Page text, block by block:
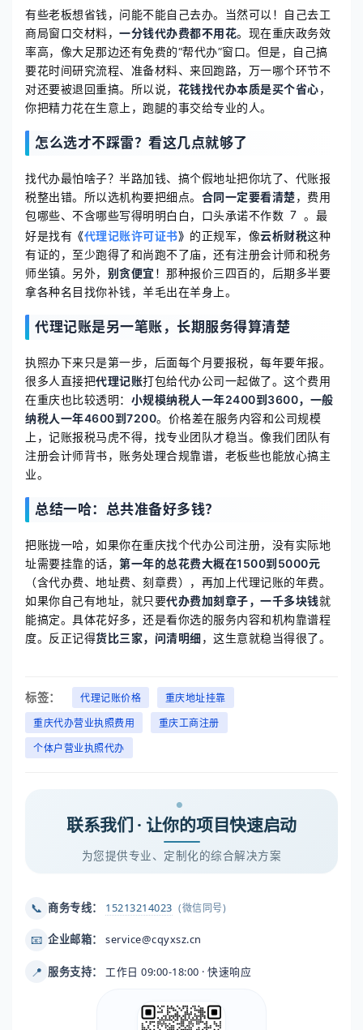
有些老板想省钱，问能不能自己去办。当然可以！自己去工
商局窗口交材料， 一分钱代办费都不用花。现在重庆政务效
率高，像大足那边还有免费的“帮代办”窗口。但是，自己搞
要花时间研究流程、准备材料、来回跑路，万一哪个环节不
对还要被退回重搞。所以说， 花钱找代办本质是买个省心，
你把精力花在生意上，跑腿的事交给专业的人。
怎么选才不踩雷？看这几点就够了
找代办最怕啥子？半路加钱、搞个假地址把你坑了、代账报
税整出错。所以选机构要把细点。 合同一定要看清楚，费用
包哪些、不含哪些写得明明白白，口头承诺不作数 7 。最
好是找有 《代理记账许可证书》 的正规军，像云析财税这种
有证的，至少跑得了和尚跑不了庙，还有注册会计师和税务
师坐镇。另外， 别贪便宜 ！那种报价三四百的，后期多半要
拿各种名目找你补钱，羊毛出在羊身上。
代理记账是另一笔账，长期服务得算清楚
执照办下来只是第一步，后面每个月要报税，每年要年报。
很多人直接把代理记账打包给代办公司一起做了。这个费用
在重庆也比较透明： 小规模纳税人一年2400到3600，一般
纳税人一年4600到7200。价格差在服务内容和公司规模
上，记账报税马虎不得，找专业团队才稳当。像我们团队有
注册会计师背书，账务处理合规靠谱，老板些也能放心搞主
业。
总结一哈：总共准备好多钱？
把账拢一哈，如果你在重庆找个代办公司注册，没有实际地
址需要挂靠的话， 第一年的总花费大概在1500到5000元
（含代办费、地址费、刻章费），再加上代理记账的年费。
如果你自己有地址，就只要代办费加刻章子，一千多块钱就
能搞定。具体花好多，还是看你选的服务内容和机构靠谱程
度。反正记得货比三家，问清明细，这生意就稳当得很了。
标签： 代理记账价格
重庆地址挂靠
重庆代办营业执照费用
重庆工商注册
个体户营业执照代办
联系我们 · 让你的项目快速启动
为您提供专业、定制化的综合解决方案
📞 商务专线： 15213214023 (微信同号)
📧 企业邮箱： service@cqyxsz.cn
📍 服务支持： 工作日 09:00-18:00 · 快速响应